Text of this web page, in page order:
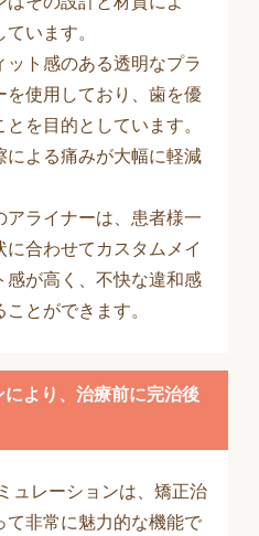
います。
ト感のある透明なプラ
を使用しており、歯を優
を目的としています。
による痛みが大幅に軽減
アライナーは、患者様一
に合わせてカスタムメイ
感が高く、不快な違和感
とができます。
より、治療前に完治後
ュレーションは、矯正治
て非常に魅力的な機能で